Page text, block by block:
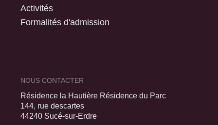
Activités
Formalités d'admission
NOUS CONTACTER
Résidence la Hautière Résidence du Parc
144, rue descartes
44240 Sucé-sur-Erdre